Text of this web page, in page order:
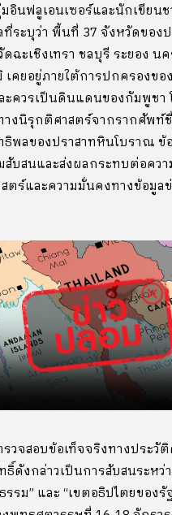
นฟลูเอนเซอร์และนักเขียนช
ระบุว่า พื้นที่ 37 จังหวัดของป
ดฉะเชิงเทรา ชลบุรี ระยอง น
เคยอยู่ภายใต้การปกครองขอ
ควรเป็นดินแดนของกัมพูชา
งนิรุกติศาสตร์จากรากศัพท์
พลของปราสาทหินโบราณ ข้
สับสนและส่งผลกระทบต่อควา
ตร์และความมั่นคงทางข้อมูลข่
วจสอบข้อเท็จจริงทางประวั
ธิ์ดังกล่าวเป็นการสับสนระหว่
รม” และ “เขตอธิปไตยของรั